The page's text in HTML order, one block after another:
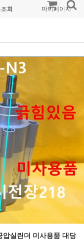
회 마이페이지
실린더 미사용품 대당